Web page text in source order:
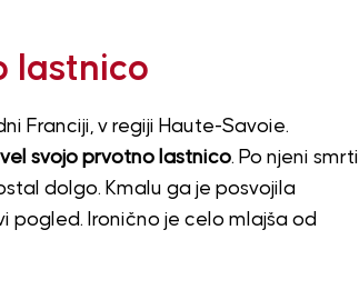
lastnico
Franciji, v regiji Haute-Savoie.
svojo prvotno lastnico. Po njeni smrti
dolgo. Kmalu ga je posvojila
pogled. Ironično je celo mlajša od